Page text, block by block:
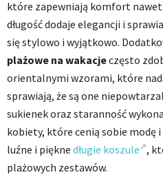
które zapewniają komfort
długość dodaje elegancji i
się stylowo i wyjątkowo.
plażowe na wakacjeczęsto
orientalnymi wzorami, które
sprawiają, że są one
sukienek oraz staranność
kobiety, które cenią sobie modę
luźne i piękne długie koszule ,
plażowych zestawów.